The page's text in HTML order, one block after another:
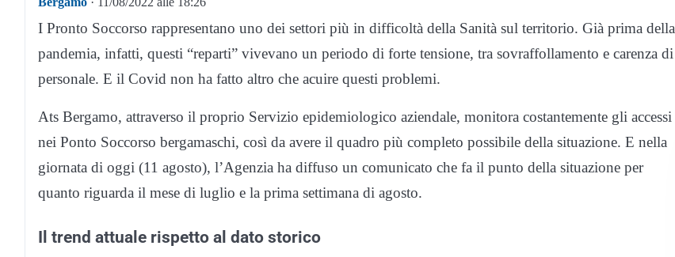
I Pronto Soccorso rappresentano uno dei settori più in difficoltà della Sanità sul territorio. Già prima della
pandemia, infatti, questi “reparti” vivevano un periodo di forte tensione, tra sovraffollamento e carenza di
personale. E il Covid non ha fatto altro che acuire questi problemi.
Ats Bergamo, attraverso il proprio Servizio epidemiologico aziendale, monitora costantemente gli accessi
nei Ponto Soccorso bergamaschi, così da avere il quadro più completo possibile della situazione. E nella
giornata di oggi (11 agosto), l’Agenzia ha diffuso un comunicato che fa il punto della situazione per
quanto riguarda il mese di luglio e la prima settimana di agosto.
Il trend attuale rispetto al dato storico